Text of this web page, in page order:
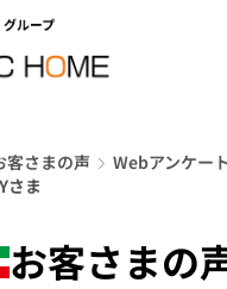
いて
時間は
ら18時までと
をかける
客さまの声
Webアンケート
さま
お客さまの